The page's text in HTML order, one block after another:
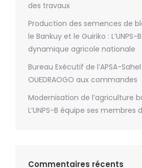
des travaux
Production des semences de
le Bankuy et le Guiriko :
dynamique agricole nationale
Bureau Exécutif de l’APSA-
OUEDRAOGO aux commandes
Modernisation de l’agriculture
L’UNPS-B équipe ses membres
Commentaires récents